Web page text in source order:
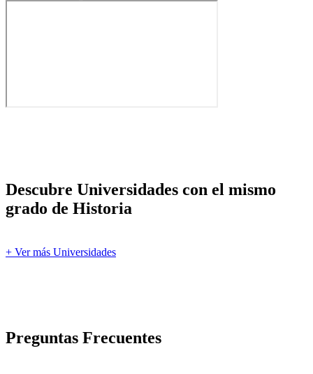
Descubre Universidades con el mismo
grado de Historia
+ Ver más Universidades
Preguntas Frecuentes